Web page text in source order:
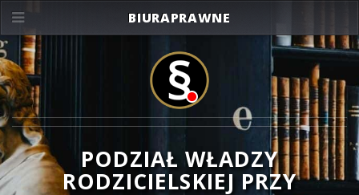
PODZIAŁ WŁADZY
RODZICIELSKIEJ PRZY
BIURAPRAWNE